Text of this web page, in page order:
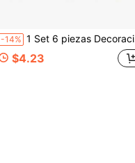
-14% 1 Set 6 piezas Decoraciones de ambiente para fiestas con temática de ídolos K-POP, adecuado para reuniones de fans, fiestas de cumpleaños y otras ocasiones, creando decoraciones exclusivas y alegres (estilo aleatorio)
$4.23